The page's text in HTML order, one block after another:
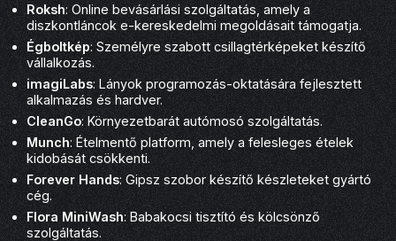
Roksh: Online bevásárlási szolgáltatás, amely a
diszkontláncok e-kereskedelmi megoldásait támogatja.
Égboltkép: Személyre szabott csillagtérképeket készítő
vállalkozás.
imagiLabs: Lányok programozás-oktatására fejlesztett
alkalmazás és hardver.
CleanGo: Környezetbarát autómosó szolgáltatás.
Munch: Ételmentő platform, amely a felesleges ételek
kidobását csökkenti.
Forever Hands: Gipsz szobor készítő készleteket gyártó
cég.
Flora MiniWash: Babakocsi tisztító és kölcsönző
szolgáltatás.